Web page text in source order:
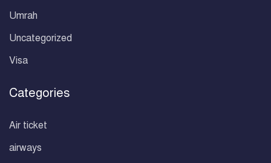
Umrah
Uncategorized
Visa
Categories
Air ticket
airways